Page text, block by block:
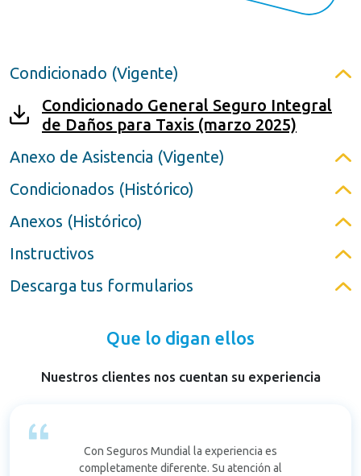
Condicionado (Vigente)
Condicionado General Seguro Integral
de Daños para Taxis (marzo 2025)
Anexo de Asistencia (Vigente)
Condicionados (Histórico)
Anexos (Histórico)
Instructivos
Descarga tus formularios
Que lo digan ellos
Nuestros clientes nos cuentan su experiencia
Con Seguros Mundial la experiencia es
completamente diferente. Su atención al